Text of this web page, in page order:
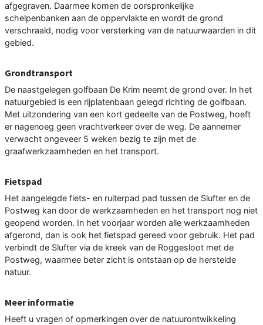
afgegraven. Daarmee komen de oorspronkelijke
schelpenbanken aan de oppervlakte en wordt de grond
verschraald, nodig voor versterking van de natuurwaarden in dit
gebied.
Grondtransport
De naastgelegen golfbaan De Krim neemt de grond over. In het
natuurgebied is een rijplatenbaan gelegd richting de golfbaan.
Met uitzondering van een kort gedeelte van de Postweg, hoeft
er nagenoeg geen vrachtverkeer over de weg. De aannemer
verwacht ongeveer 5 weken bezig te zijn met de
graafwerkzaamheden en het transport.
Fietspad
Het aangelegde fiets- en ruiterpad pad tussen de Slufter en de
Postweg kan door de werkzaamheden en het transport nog niet
geopend worden. In het voorjaar worden alle werkzaamheden
afgerond, dan is ook het fietspad gereed voor gebruik. Het pad
verbindt de Slufter via de kreek van de Roggesloot met de
Postweg, waarmee beter zicht is ontstaan op de herstelde
natuur.
Meer informatie
Heeft u vragen of opmerkingen over de natuurontwikkeling